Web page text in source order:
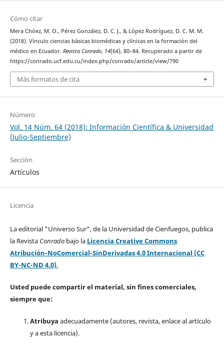
Cómo citar
Mera Chóez, M. O., Pérez González, D. C. J., & López Rodríguez, D. C. M. M.
(2018). Vínculo ciencias básicas biomédicas y clínicas en la formación del
médico en Ecuador. Revista Conrado, 14(64), 80–84. Recuperado a partir de
https://conrado.ucf.edu.cu/index.php/conrado/article/view/790
Más formatos de cita
Número
Vol. 14 Núm. 64 (2018): Información Científica & Universidad
(Julio-Septiembre)
Sección
Artículos
Licencia
La editorial "Universo Sur", de la Universidad de Cienfuegos, publica
la Revista Conradobajo la Licencia Creative Commons
Atribución-NoComercial-SinDerivadas 4.0 Internacional (CC
BY-NC-ND 4.0).
Usted puede compartir el material, sin fines comerciales,
siempre que:
Atribuya adecuadamente (autores, revista, enlace al artículo
y a esta licencia).